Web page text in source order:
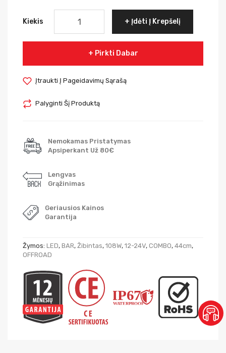
Kiekis Įdėti Į Krepšelį
Pirkti Dabar
Įtraukti Į Pageidavimų Sąrašą
Palyginti Šį Produktą
Nemokamas Pristatymas
Apsiperkant Už 80€
Lengvas
Grąžinimas
Geriausios Kainos
Garantija
Žymos: LED, BAR, Žibintas, 108W, 12-24V, COMBO, 44cm,
OFFROAD